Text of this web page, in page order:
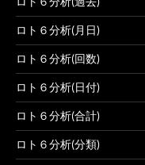
ロト６分析(月日)
ロト６分析(回数)
ロト６分析(日付)
ロト６分析(合計)
ロト６分析(分類)